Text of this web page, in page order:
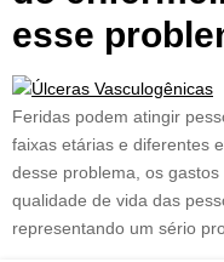
esse
Feridas podem atingir
faixas etárias e diferentes
desse problema, os
qualidade de vida das
representando um sério